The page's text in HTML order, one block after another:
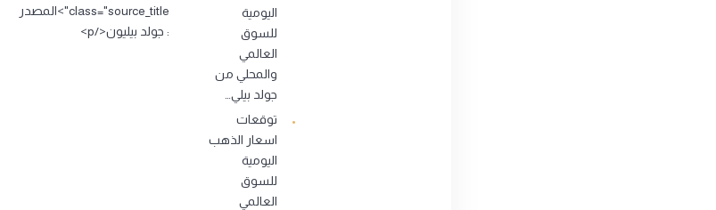
اليومية
للسوق
العالمي
والمحلي من
جولد بيلي…
توقعات
اسعار الذهب
اليومية
للسوق
العالمي
class="source_title">المصدر
: جولد بيليون</p>